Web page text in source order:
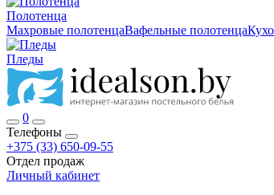
Полотенца
Махровые полотенцаВафельные полотенца
Пледы
0
Телефоны
+375 (33) 650-09-55
Отдел продаж
Личный кабинет